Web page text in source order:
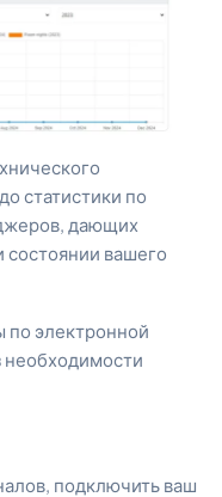
статистики по
дающих
состоянии вашего
по электронной
необходимости
подключить ваш